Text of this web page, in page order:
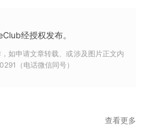
经授权发布。
如申请文章转载、或涉及图片正文内
（电话微信同号）
查看更多